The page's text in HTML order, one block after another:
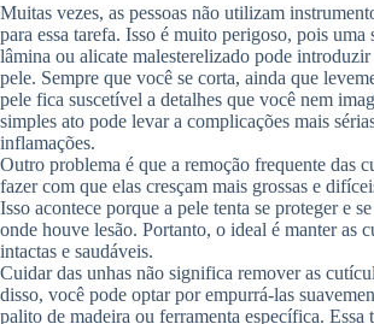
Muitas vezes, as pessoas não utilizam
para essa tarefa. Isso é muito perigoso, pois uma
lâmina ou alicate malesterelizado pode introduzir
pele. Sempre que você se corta, ainda que
pele fica suscetível a detalhes que você nem
simples ato pode levar a complicações mais
inflamações.
Outro problema é que a remoção frequente das
fazer com que elas cresçam mais grossas e
Isso acontece porque a pele tenta se proteger e
onde houve lesão. Portanto, o ideal é manter as
intactas e saudáveis.
Cuidar das unhas não significa remover as
disso, você pode optar por empurrá-las
palito de madeira ou ferramenta específica. Essa